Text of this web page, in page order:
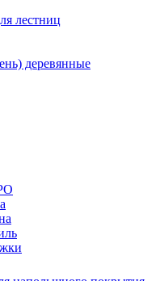
лестниц
деревянные